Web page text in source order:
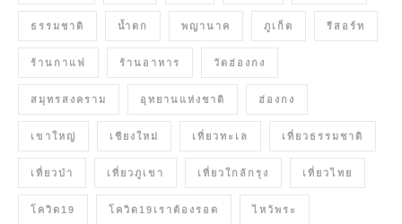
ธรรมชาติ น้ำตก พญานาค ภูเก็ต รีสอร์ท
ร้านกาแฟ ร้านอาหาร วัดฮ่องกง
สมุทรสงคราม อุทยานแห่งชาติ ฮ่องกง
เขาใหญ่ เชียงใหม่ เที่ยวทะเล เที่ยวธรรมชาติ
เที่ยวป่า เที่ยวภูเขา เที่ยวใกล้กรุง เที่ยวไทย
โควิด19 โควิด19เราต้องรอด ไหว้พระ